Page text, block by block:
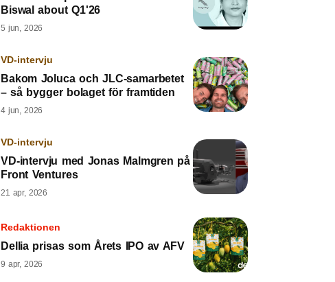
Biswal about Q1'26
5 jun, 2026
VD-intervju
Bakom Joluca och JLC-samarbetet
– så bygger bolaget för framtiden
4 jun, 2026
VD-intervju
VD-intervju med Jonas Malmgren på
Front Ventures
21 apr, 2026
Redaktionen
Dellia prisas som Årets IPO av AFV
9 apr, 2026